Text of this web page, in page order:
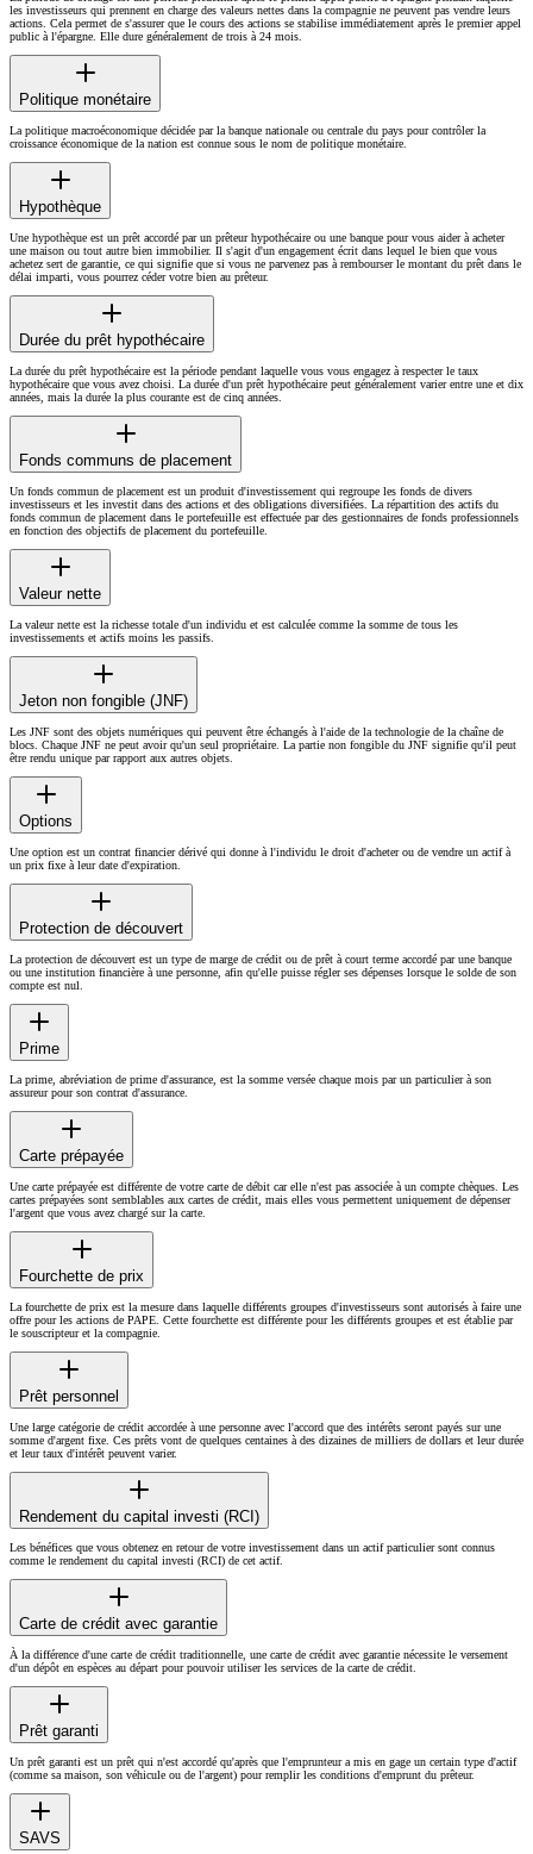
les investisseurs qui prennent en charge des valeurs nettes dans la compagnie ne peuvent pas vendre leurs
actions. Cela permet de s'assurer que le cours des actions se stabilise immédiatement après le premier appel
public à l'épargne. Elle dure généralement de trois à 24 mois.
Politique monétaire
La politique macroéconomique décidée par la banque nationale ou centrale du pays pour contrôler la
croissance économique de la nation est connue sous le nom de politique monétaire.
Hypothèque
Une hypothèque est un prêt accordé par un prêteur hypothécaire ou une banque pour vous aider à acheter
une maison ou tout autre bien immobilier. Il s'agit d'un engagement écrit dans lequel le bien que vous
achetez sert de garantie, ce qui signifie que si vous ne parvenez pas à rembourser le montant du prêt dans le
délai imparti, vous pourrez céder votre bien au prêteur.
Durée du prêt hypothécaire
La durée du prêt hypothécaire est la période pendant laquelle vous vous engagez à respecter le taux
hypothécaire que vous avez choisi. La durée d'un prêt hypothécaire peut généralement varier entre une et dix
années, mais la durée la plus courante est de cinq années.
Fonds communs de placement
Un fonds commun de placement est un produit d'investissement qui regroupe les fonds de divers
investisseurs et les investit dans des actions et des obligations diversifiées. La répartition des actifs du
fonds commun de placement dans le portefeuille est effectuée par des gestionnaires de fonds professionnels
en fonction des objectifs de placement du portefeuille.
Valeur nette
La valeur nette est la richesse totale d'un individu et est calculée comme la somme de tous les
investissements et actifs moins les passifs.
Jeton non fongible (JNF)
Les JNF sont des objets numériques qui peuvent être échangés à l'aide de la technologie de la chaîne de
blocs. Chaque JNF ne peut avoir qu'un seul propriétaire. La partie non fongible du JNF signifie qu'il peut
être rendu unique par rapport aux autres objets.
Options
Une option est un contrat financier dérivé qui donne à l'individu le droit d'acheter ou de vendre un actif à
un prix fixe à leur date d'expiration.
Protection de découvert
La protection de découvert est un type de marge de crédit ou de prêt à court terme accordé par une banque
ou une institution financière à une personne, afin qu'elle puisse régler ses dépenses lorsque le solde de son
compte est nul.
Prime
La prime, abréviation de prime d'assurance, est la somme versée chaque mois par un particulier à son
assureur pour son contrat d'assurance.
Carte prépayée
Une carte prépayée est différente de votre carte de débit car elle n'est pas associée à un compte chèques. Les
cartes prépayées sont semblables aux cartes de crédit, mais elles vous permettent uniquement de dépenser
l'argent que vous avez chargé sur la carte.
Fourchette de prix
La fourchette de prix est la mesure dans laquelle différents groupes d'investisseurs sont autorisés à faire une
offre pour les actions de PAPE. Cette fourchette est différente pour les différents groupes et est établie par
le souscripteur et la compagnie.
Prêt personnel
Une large catégorie de crédit accordée à une personne avec l'accord que des intérêts seront payés sur une
somme d'argent fixe. Ces prêts vont de quelques centaines à des dizaines de milliers de dollars et leur durée
et leur taux d'intérêt peuvent varier.
Rendement du capital investi (RCI)
Les bénéfices que vous obtenez en retour de votre investissement dans un actif particulier sont connus
comme le rendement du capital investi (RCI) de cet actif.
Carte de crédit avec garantie
À la différence d'une carte de crédit traditionnelle, une carte de crédit avec garantie nécessite le versement
d'un dépôt en espèces au départ pour pouvoir utiliser les services de la carte de crédit.
Prêt garanti
Un prêt garanti est un prêt qui n'est accordé qu'après que l'emprunteur a mis en gage un certain type d'actif
(comme sa maison, son véhicule ou de l'argent) pour remplir les conditions d'emprunt du prêteur.
SAVS